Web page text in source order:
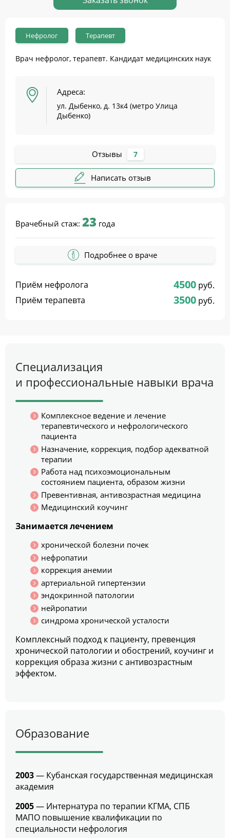
Нефролог Терапевт
Врач нефролог, терапевт. Кандидат медицинских наук
Адреса:
ул. Дыбенко, д. 13к4 (метро Улица
Дыбенко)
Отзывы 7
Написать отзыв
Врачебный стаж:23 года
Подробнее о враче
Приём нефролога 4500руб.
Приём терапевта
3500руб.
Специализация
и профессиональные навыки врача
Комплексное ведение и лечение
терапевтического и нефрологического
пациента
Назначение, коррекция, подбор адекватной
терапии
Работа над психоэмоциональным
состоянием пациента, образом жизни
Превентивная, антивозрастная медицина
Медицинский коучинг
Занимается лечением
хронической болезни почек
нефропатии
коррекция анемии
артериальной гипертензии
эндокринной патологии
нейропатии
синдрома хронической усталости
Комплексный подход к пациенту, превенция
хронической патологии и обострений, коучинг и
коррекция образа жизни с антивозрастным
эффектом.
Образование
2003— Кубанская государственная медицинская
академия
2005— Интернатура по терапии КГМА, СПБ
МАПО повышение квалификации по
специальности нефрология